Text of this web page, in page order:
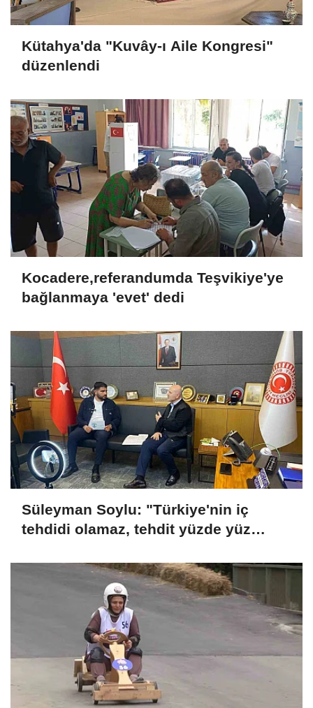
Kütahya'da "Kuvây-ı Aile Kongresi"
düzenlendi
Kocadere,referandumda Teşvikiye'ye
bağlanmaya 'evet' dedi
Süleyman Soylu: "Türkiye'nin iç
tehdidi olamaz, tehdit yüzde yüz